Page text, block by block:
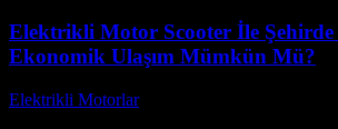
Elektrikli Motor Scooter İle Şehirde
Ekonomik Ulaşım Mümkün Mü?
Elektrikli Motorlar-